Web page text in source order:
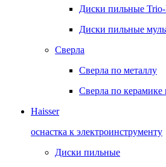
Диски пильные
Диски пильные
Сверла
Сверла по металлу
Сверла по керамике
Haisser
оснастка к электроинструменту
Диски пильные